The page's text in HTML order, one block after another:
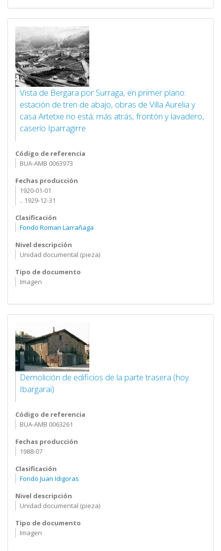
Vista de Bergara por Surraga, en primer plano:
estación de tren de abajo, obras de Villa Aurelia y
casa Artetxe no está; más atrás, frontón y lavadero,
caserío Iparragirre
Código de referencia
BUA-AMB 0063973
Fechas producción
1920-01-01
.. 1929-12-31
Clasificación
Fondo Roman Larrañaga
Nivel descripción
Unidad documental (pieza)
Tipo de documento
Imagen
Demolición de edificios de la parte trasera (hoy
Ibargarai)
Código de referencia
BUA-AMB 0063261
Fechas producción
1988-07
Clasificación
Fondo Juan Idigoras
Nivel descripción
Unidad documental (pieza)
Tipo de documento
Imagen